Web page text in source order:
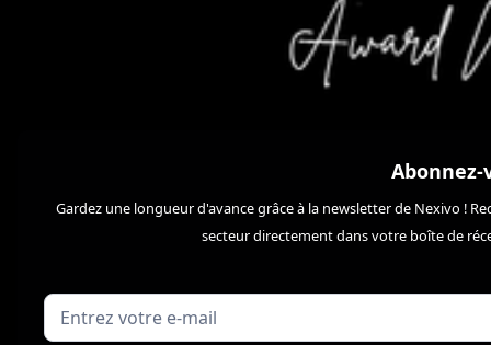
Gardez une longueur d'avance grâce à la newsletter de Nexivo !
secteur directement dans votre boîte de